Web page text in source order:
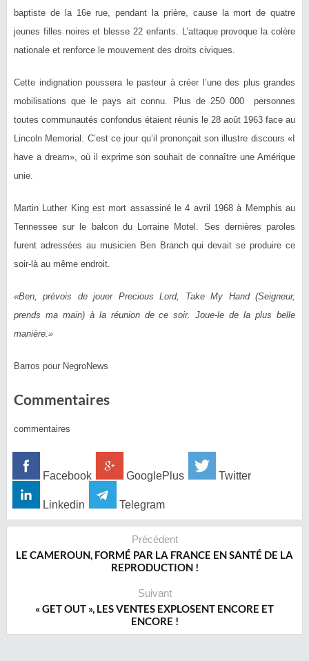
baptiste de la 16e rue, pendant la prière, cause la mort de quatre
jeunes filles noires et blesse 22 enfants. L’attaque provoque la colère
nationale et renforce le mouvement des droits civiques.
Cette indignation poussera le pasteur à créer l’une des plus grandes
mobilisations que le pays ait connu. Plus de 250 000 personnes
toutes communautés confondus étaient réunis le 28 août 1963 face au
Lincoln Memorial. C’est ce jour qu’il prononçait son illustre discours «I
have a dream», où il exprime son souhait de connaître une Amérique
unie.
Martin Luther King est mort assassiné le 4 avril 1968 à Memphis au
Tennessee sur le balcon du Lorraine Motel. Ses dernières paroles
furent adressées au musicien Ben Branch qui devait se produire ce
soir-là au même endroit.
«Ben, prévois de jouer Precious Lord, Take My Hand (Seigneur,
prends ma main) à la réunion de ce soir. Joue-le de la plus belle
manière.»
Barros pour NegroNews
Commentaires
commentaires
Facebook GooglePlus Twitter
Linkedin Telegram
Précédent
LE CAMEROUN, FORMÉ PAR LA FRANCE EN SANTÉ DE LA
REPRODUCTION !
Suivant
« GET OUT », LES VENTES EXPLOSENT ENCORE ET
ENCORE !